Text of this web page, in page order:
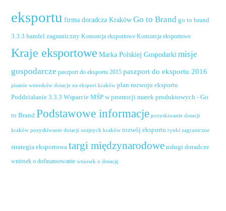
eksportu firma doradcza Kraków Go to Brand go to brand
3.3.3 handel zagraniczny Konsorcja eksportowe Konsorcja eksportowe
Kraje eksportowe Marka Polskiej Gospodarki misje
gospodarcze paszport do eksportu 2015 paszport do eksportu 2016
pisanie wniosków dotacje na eksport kraków plan rozwoju eksportu
Poddziałanie 3.3.3 Wsparcie MŚP w promocji marek produktowych - Go
to Brand Podstawowe informacje pozyskiwanie dotacji
kraków pozyskiwanie dotacji unijnych kraków rozwój eksportu rynki zagraniczne
strategia eksportowa targi międzynarodowe usługi doradcze
wniosek o dofinansowanie wniosek o dotację